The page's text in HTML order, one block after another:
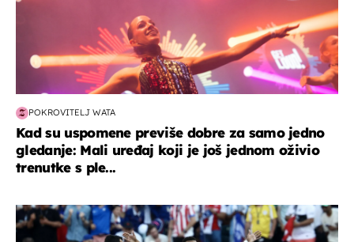
POKROVITELJ WATA
Kad su uspomene previše dobre za samo jedno
gledanje: Mali uređaj koji je još jednom oživio
trenutke s ple...
svjetsko prvenstvo 2026